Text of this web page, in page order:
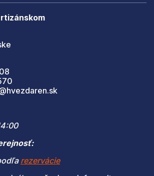
rezervácie